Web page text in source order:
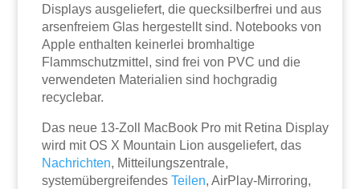
Displays ausgeliefert, die quecksilberfrei und aus
arsenfreiem Glas hergestellt sind. Notebooks von
Apple enthalten keinerlei bromhaltige
Flammschutzmittel, sind frei von PVC und die
verwendeten Materialien sind hochgradig
recyclebar.
Das neue 13-Zoll MacBook Pro mit Retina Display
wird mit OS X Mountain Lion ausgeliefert, das
Nachrichten, Mitteilungszentrale,
systemübergreifendesTeilen, AirPlay-Mirroring,